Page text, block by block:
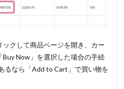
クして商品ページを開き、カー
Buy Now」を選択した場合の手続
るなら「Add to Cart」で買い物を